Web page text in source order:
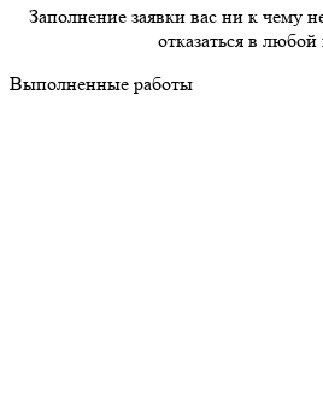
Заполнение заявки вас ни к чему
отказаться в
Выполненные работы